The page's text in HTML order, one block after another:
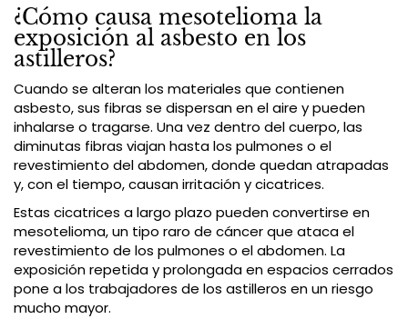
¿Cómo causa mesotelioma la
exposición al asbesto en los
astilleros?
Cuando se alteran los materiales que contienen
asbesto, sus fibras se dispersan en el aire y pueden
inhalarse o tragarse. Una vez dentro del cuerpo, las
diminutas fibras viajan hasta los pulmones o el
revestimiento del abdomen, donde quedan atrapadas
y, con el tiempo, causan irritación y cicatrices.
Estas cicatrices a largo plazo pueden convertirse en
mesotelioma, un tipo raro de cáncer que ataca el
revestimiento de los pulmones o el abdomen. La
exposición repetida y prolongada en espacios cerrados
pone a los trabajadores de los astilleros en un riesgo
mucho mayor.